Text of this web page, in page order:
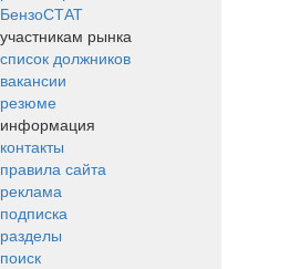
БензоСТАТ
участникам рынка
список должников
вакансии
резюме
информация
контакты
правила сайта
реклама
подписка
разделы
поиск